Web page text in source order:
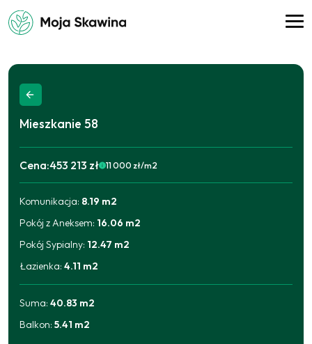
Mieszkanie 58
Cena:453 213 zł
2025-09-11
2026-06-17
453 213
11 000 zł/m2
Komunikacja: 8.19 m2
Pokój z Aneksem: 16.06 m2
Pokój Sypialny: 12.47 m2
Łazienka:4.11 m2
Suma:40.83 m2
Balkon:5.41 m2